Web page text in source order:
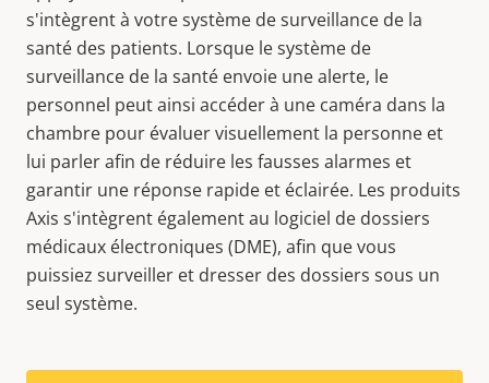
s'intègrent à votre système de surveillance de la
santé des patients. Lorsque le système de
surveillance de la santé envoie une alerte, le
personnel peut ainsi accéder à une caméra dans la
chambre pour évaluer visuellement la personne et
lui parler afin de réduire les fausses alarmes et
garantir une réponse rapide et éclairée. Les produits
Axis s'intègrent également au logiciel de dossiers
médicaux électroniques (DME), afin que vous
puissiez surveiller et dresser des dossiers sous un
seul système.